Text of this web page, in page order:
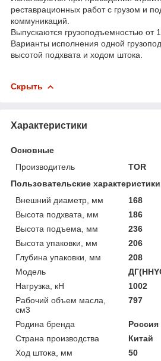
реставрационных работ с грузом и
коммуникаций.
Выпускаются грузоподъемностью от
Варианты исполнения одной
высотой подхвата и ходом штока.
Скрыть
Характеристики
Основные
Производитель
TOR
Пользовательские характеристики
Внешний диаметр, мм
168
Высота подхвата, мм
186
Высота подъема, мм
236
Высота упаковки, мм
206
Глубина упаковки, мм
208
Модель
Нагрузка, кН
1002
Рабочий объем масла,
см3
797
Родина бренда
Россия
Страна производства
Китай
Ход штока, мм
50